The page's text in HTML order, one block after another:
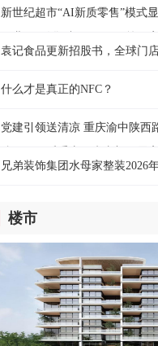
新世纪超市“AI新质零售”模式
袁记食品更新招股书，全球门
什么才是真正的NFC？
党建引领送清凉 重庆渝中陕西
兄弟装饰集团水母家整装2026
楼市